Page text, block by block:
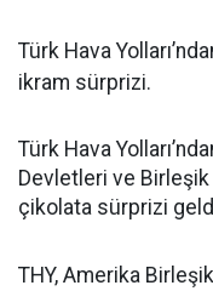
Türk Hava
ikram sürprizi.
Türk Hava
Devletleri ve Birleşik
çikolata sürprizi
THY, Amerika